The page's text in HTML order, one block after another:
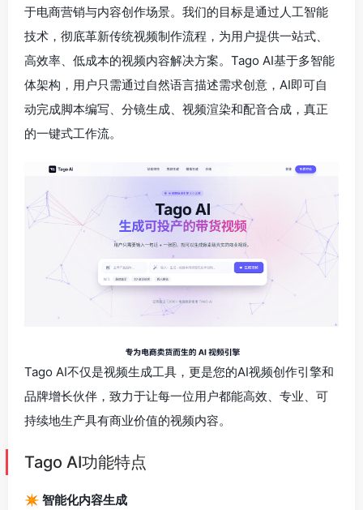
于电商营销与内容创作场景。我们的目标是通过人工智能
技术，彻底革新传统视频制作流程，为用户提供一站式、
高效率、低成本的视频内容解决方案。Tago AI基于多智能
体架构，用户只需通过自然语言描述需求创意，AI即可自
动完成脚本编写、分镜生成、视频渲染和配音合成，真正
的一键式工作流。
Tago AI不仅是视频生成工具，更是您的AI视频创作引擎和
品牌增长伙伴，致力于让每一位用户都能高效、专业、可
持续地生产具有商业价值的视频内容。
Tago AI功能特点
✴️ 智能化内容生成